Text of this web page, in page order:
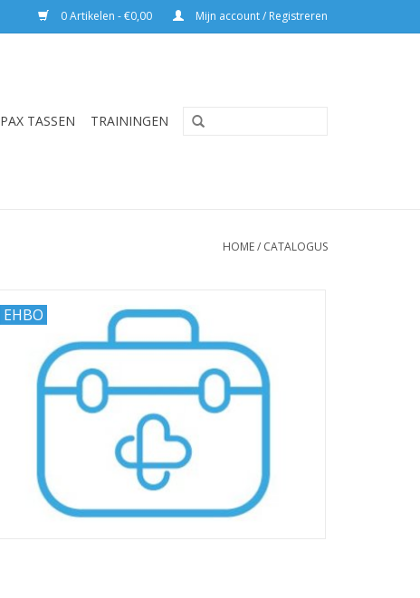
0 Artikelen - €0,00 Mijn account / Registreren
PAX TASSEN TRAININGEN
HOME/ CATALOGUS
EHBO